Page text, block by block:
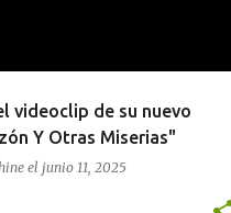
videoclip de su nuevo
Y Otras Miserias"
el junio 11, 2025